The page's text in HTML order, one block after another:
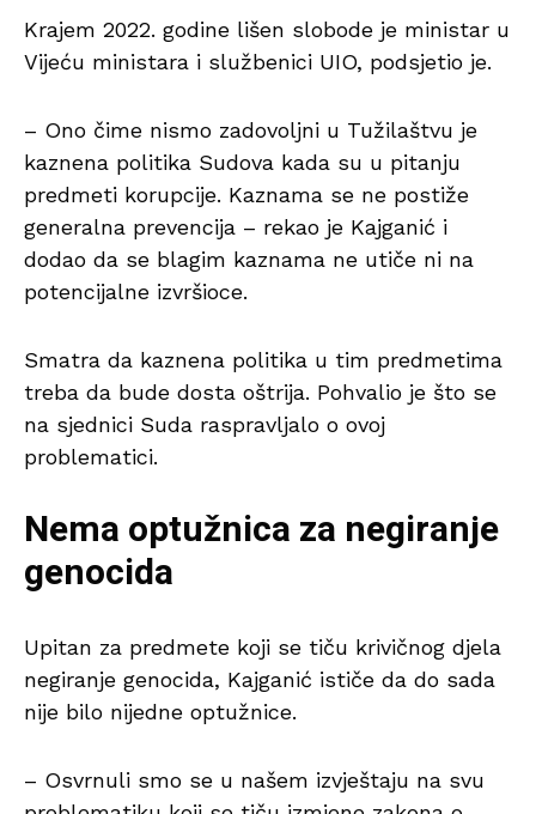
Krajem 2022. godine lišen slobode je ministar u
Vijeću ministara i službenici UIO, podsjetio je.
– Ono čime nismo zadovoljni u Tužilaštvu je
kaznena politika Sudova kada su u pitanju
predmeti korupcije. Kaznama se ne postiže
generalna prevencija – rekao je Kajganić i
dodao da se blagim kaznama ne utiče ni na
potencijalne izvršioce.
Smatra da kaznena politika u tim predmetima
treba da bude dosta oštrija. Pohvalio je što se
na sjednici Suda raspravljalo o ovoj
problematici.
Nema optužnica za negiranje
genocida
Upitan za predmete koji se tiču krivičnog djela
negiranje genocida, Kajganić ističe da do sada
nije bilo nijedne optužnice.
– Osvrnuli smo se u našem izvještaju na svu